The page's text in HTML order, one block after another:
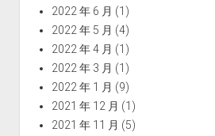
2022 年 6 月 (1)
2022 年 5 月 (4)
2022 年 4 月 (1)
2022 年 3 月 (1)
2022 年 1 月 (9)
2021 年 12 月 (1)
2021 年 11 月 (5)